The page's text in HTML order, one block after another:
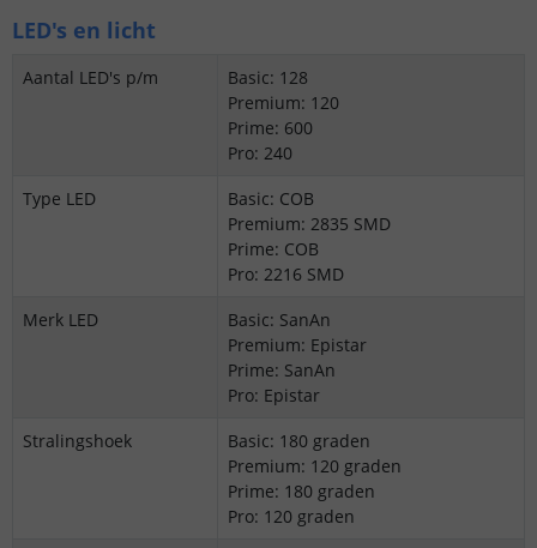
LED's en licht
Aantal LED's p/m
Basic: 128
Premium: 120
Prime: 600
Pro: 240
Type LED
Basic: COB
Premium: 2835 SMD
Prime: COB
Pro: 2216 SMD
Merk LED
Basic: SanAn
Premium: Epistar
Prime: SanAn
Pro: Epistar
Stralingshoek
Basic: 180 graden
Premium: 120 graden
Prime: 180 graden
Pro: 120 graden